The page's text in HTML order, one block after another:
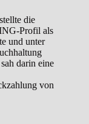
die
Profil als
und unter
darin eine
von